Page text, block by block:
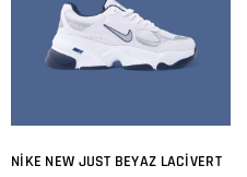
NIKE NEW JUST BEYAZ LACIVERT